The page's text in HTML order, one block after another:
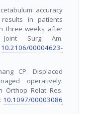
accuracy
in patients
three weeks after
Surg Am.
10.2106/00004623-
CP. Displaced
operatively:
Orthop Relat Res.
10.1097/00003086